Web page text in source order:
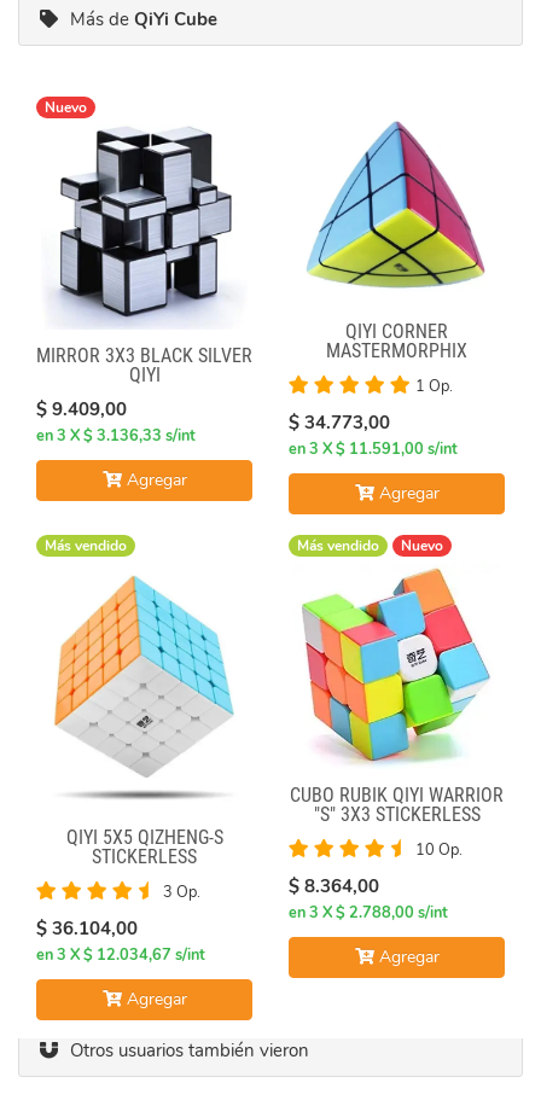
Más de QiYi Cube
Nuevo
MIRROR 3X3 BLACK SILVER
QIYI
$ 9.409,00
en 3 X $ 3.136,33 s/int
Agregar
QIYI CORNER
MASTERMORPHIX
1 Op.
$ 34.773,00
en 3 X $ 11.591,00 s/int
Agregar
Más vendido
QIYI 5X5 QIZHENG-S
STICKERLESS
3 Op.
$ 36.104,00
en 3 X $ 12.034,67 s/int
Agregar
Más vendido Nuevo
CUBO RUBIK QIYI WARRIOR
"S" 3X3 STICKERLESS
10 Op.
$ 8.364,00
en 3 X $ 2.788,00 s/int
Agregar
Otros usuarios también vieron